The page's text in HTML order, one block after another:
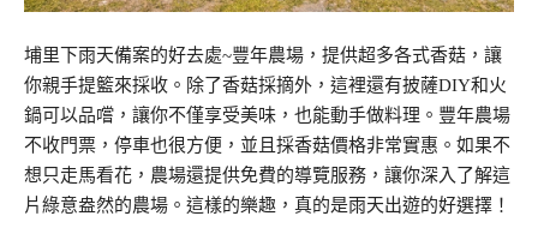
埔里下雨天備案的好去處~豐年農場，提供超多各式香菇，讓
你親手提籃來採收。除了香菇採摘外，這裡還有披薩DIY和火
鍋可以品嚐，讓你不僅享受美味，也能動手做料理。豐年農場
不收門票，停車也很方便，並且採香菇價格非常實惠。如果不
想只走馬看花，農場還提供免費的導覽服務，讓你深入了解這
片綠意盎然的農場。這樣的樂趣，真的是雨天出遊的好選擇！